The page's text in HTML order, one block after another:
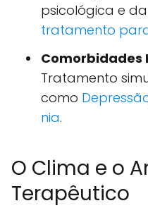
psicológica e
tratamento
Comorbidades
Tratamento
como
nia.
O Clima e o
Terapêutico